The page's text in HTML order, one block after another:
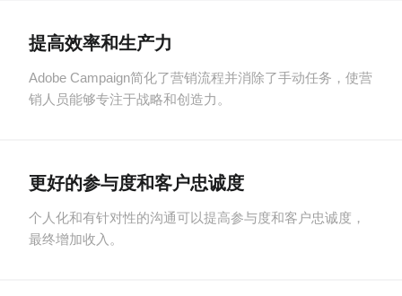
提高效率和生产力
Adobe Campaign简化了营销流程并消除了手动任务，使营
销人员能够专注于战略和创造力。
更好的参与度和客户忠诚度
个人化和有针对性的沟通可以提高参与度和客户忠诚度，
最终增加收入。